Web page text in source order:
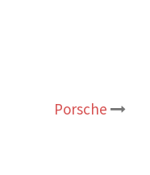
Porsche